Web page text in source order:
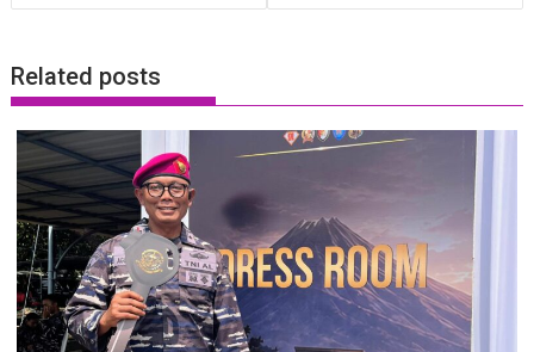
Related posts